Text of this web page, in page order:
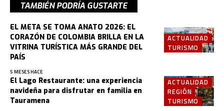
TAMBIÉN PODRÍA GUSTARTE
ACTUALIDAD
TURISMO
EL META SE TOMA ANATO 2026: EL
CORAZÓN DE COLOMBIA BRILLA EN LA
VITRINA TURÍSTICA MÁS GRANDE DEL
PAÍS
5 MESES HACE
ACTUALIDAD
REGIÓN
TURISMO
El Lago Restaurante: una experiencia
navideña para disfrutar en familia en
Tauramena